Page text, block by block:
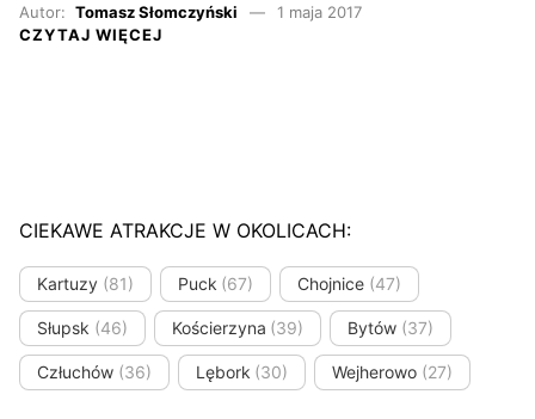
Autor: Tomasz Słomczyński
1 maja 2017
CZYTAJ WIĘCEJ
CIEKAWE ATRAKCJE W OKOLICACH:
Kartuzy (81) Puck (67) Chojnice (47)
Słupsk (46) Kościerzyna (39) Bytów (37)
Człuchów (36) Lębork (30) Wejherowo (27)